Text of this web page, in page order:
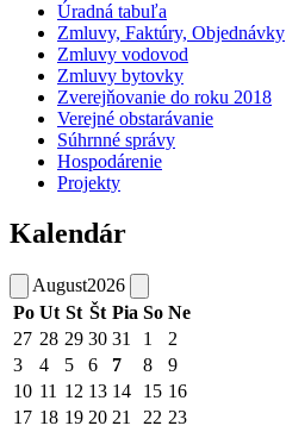
Úradná tabuľa
Zmluvy, Faktúry, Objednávky
Zmluvy vodovod
Zmluvy bytovky
Zverejňovanie do roku 2018
Verejné obstarávanie
Súhrnné správy
Hospodárenie
Projekty
Kalendár
August2026
Po Ut St Št Pia So Ne
27 28 29 30 31 1
2
3
4 5 6 7 8
9
10 11 12 13 14 15 16
17 18 19 20 21 22 23